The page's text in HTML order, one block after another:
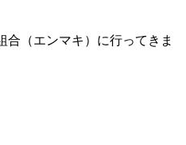
合（エンマキ）に行ってきま